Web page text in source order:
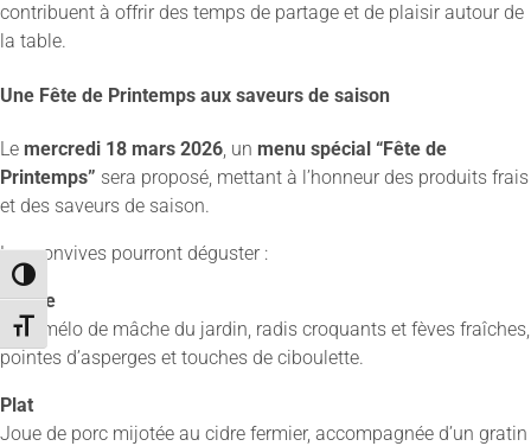
Passer en contraste élevé
Changer la taille de la police
contribuent à offrir des temps de partage et de plaisir autour de
la table.
Une Fête de Printemps aux saveurs de saison
Le mercredi 18 mars 2026, un menu spécial “Fête de
Printemps” sera proposé, mettant à l’honneur des produits frais
et des saveurs de saison.
Les convives pourront déguster :
Entrée
Méli-mélo de mâche du jardin, radis croquants et fèves fraîches,
pointes d’asperges et touches de ciboulette.
Plat
Joue de porc mijotée au cidre fermier, accompagnée d’un gratin